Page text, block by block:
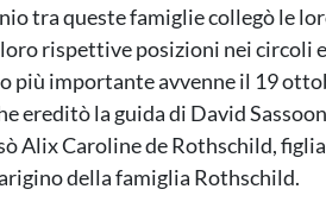
tra queste famiglie collegò le
rispettive posizioni nei circoli
più importante avvenne il 19
ereditò la guida di David
Alix Caroline de Rothschild,
della famiglia Rothschild.